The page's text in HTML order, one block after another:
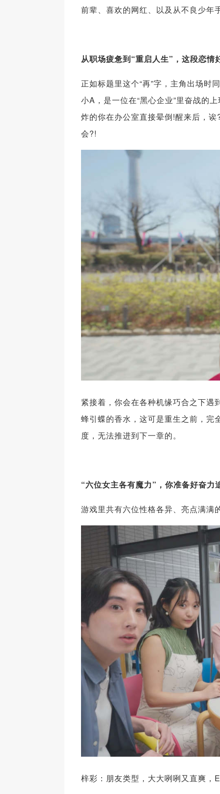
前辈、喜欢的网红、以及从不良少年
从职场疲惫到“重启人生”，这段恋情
正如标题里这个“再”字，主角出场时
小A，是一位在“黑心企业”里奋战的
炸的你在办公室直接晕倒!醒来后，
会?!
紧接着，你会在各种机缘巧合之下遇
蜂引蝶的香水，这可是重生之前，完
度，无法推进到下一章的。
“六位女主各有魔力”，你准备好奋力
游戏里共有六位性格各异、亮点满满
梓彩：朋友类型，大大咧咧又直爽，